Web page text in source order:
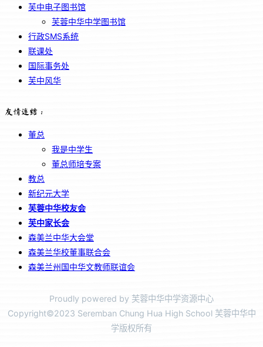
芙中电子图书馆
芙蓉中华中学图书馆
行政SMS系统
联课处
国际事务处
芙中风华
友情连结：
董总
我是中学生
董总师培专案
教总
新纪元大学
芙蓉中华校友会
芙中家长会
森美兰中华大会堂
森美兰华校董事联合会
森美兰州国中华文教师联谊会
Proudly powered by 芙蓉中华中学资源中心
Copyright©2023 Seremban Chung Hua High School 芙蓉中华中
学版权所有